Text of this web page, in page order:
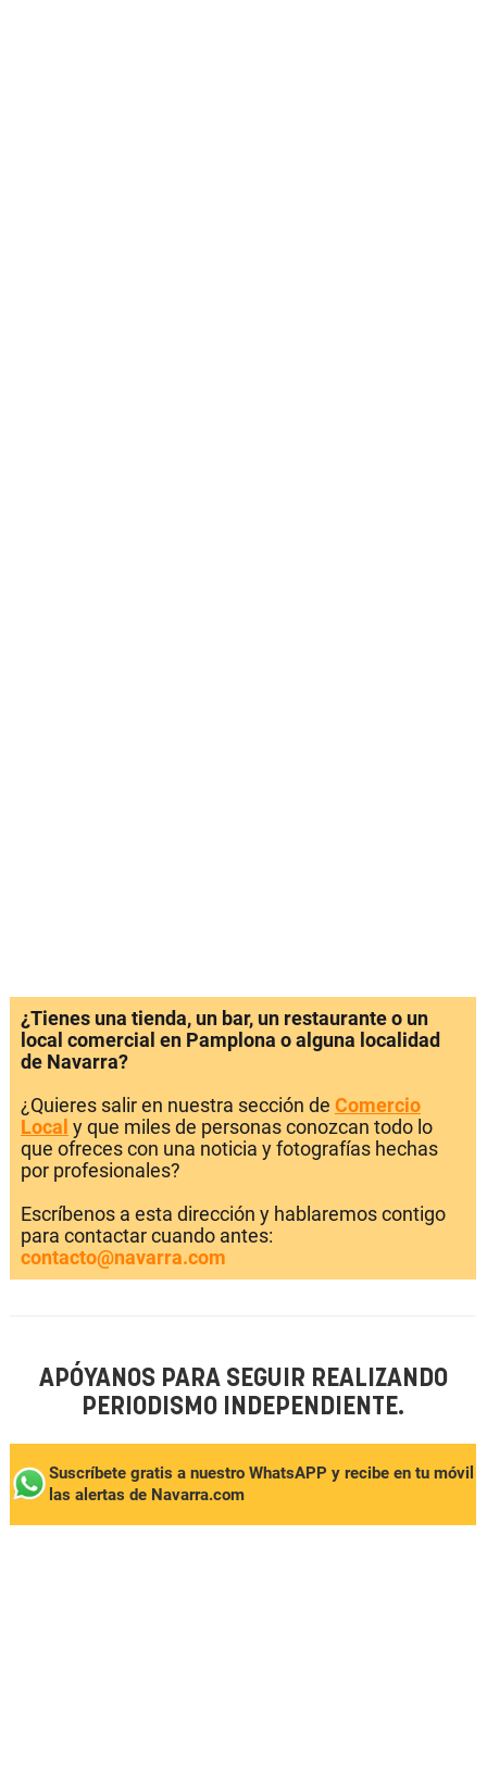
¿Tienes una tienda, un bar, un restaurante o un
local comercial en Pamplona o alguna localidad
de Navarra?
¿Quieres salir en nuestra sección de Comercio
Local y que miles de personas conozcan todo lo
que ofreces con una noticia y fotografías hechas
por profesionales?
Escríbenos a esta dirección y hablaremos contigo
para contactar cuando antes:
contacto@navarra.com
APÓYANOS PARA SEGUIR REALIZANDO
PERIODISMO INDEPENDIENTE.
Suscríbete gratis a nuestro WhatsAPP y recibe en tu móvil
las alertas de Navarra.com